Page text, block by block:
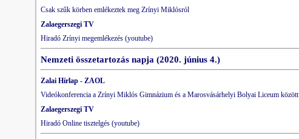
Csak szűk körben emlékeztek meg Zrínyi Miklósról
Zalaegerszegi TV
Hiradó Zrínyi megemlékezés (youtube)
Nemzeti összetartozás napja (2020. június 4.)
Zalai Hírlap - ZAOL
Videókonferencia a Zrínyi Miklós Gimnázium és a Marosvásárhelyi Bolyai Liceum között
Zalaegerszegi TV
Hiradó Online tisztelgés (youtube)